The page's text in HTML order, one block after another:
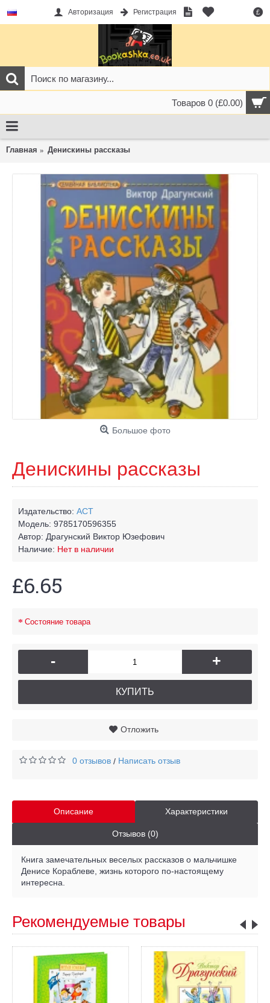
£
Авторизация Регистрация
Товаров 0 (£0.00)
Главная Денискины рассказы
Большое фото
Денискины рассказы
Издательство: АСТ
Модель: 9785170596355
Автор: Драгунский Виктор Юзефович
Наличие: Нет в наличии
£6.65
Состояние товара
- +
КУПИТЬ
Отложить
0 отзывов / Написать отзыв
Описание Характеристики
Отзывов (0)
Книга замечательных веселых рассказов о мальчишке
Денисе Кораблеве, жизнь которого по-настоящему
интересна.
Рекомендуемые товары